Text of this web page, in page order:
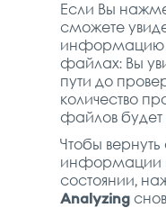
Если Вы
сможете
информацию
файлах: Вы
пути до
количество
файлов будет
Чтобы
информации
состоянии,
Analyzing